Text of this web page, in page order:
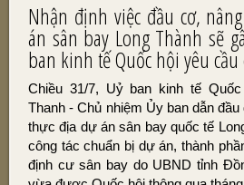
Nhận định việc đầu cơ,
án sân bay Long Thành sẽ
ban kinh tế Quốc hội yêu
Chiều 31/7, Uỷ ban kinh tế
Thanh - Chủ nhiệm Ủy ban dẫn
thực địa dự án sân bay quốc tế
công tác chuẩn bị dự án, thành
định cư sân bay do UBND tỉnh